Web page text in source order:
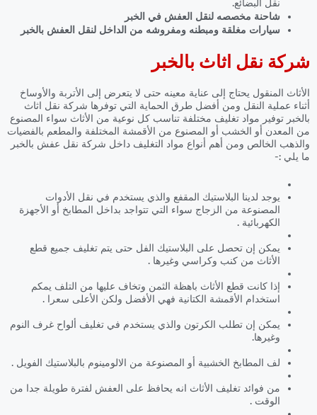
نقل البضائع.
شاحنة مخصصه لنقل العفش في الخبر
سيارات مغلقة ومبطنه ومفروشه من الداخل لنقل العفش بالخبر
شركة نقل اثاث بالخبر
الأثاث المنقول يحتاج إلى عناية معينه حتى لا يتعرض إلى الأتربة والأوساخ
أثناء عملية النقل ومن أفضل طرق الحماية التي توفرها شركة نقل اثاث
بالخبر توفير مواد تغليف مختلفة تناسب كل نوعية من الأثاث سواء المصنوع
من المعدن أو الخشب أو المصنوع من الأقمشة المختلفة والمطعم بالفضيات
والذهب الخالص ومن أهم أنواع مواد التغليف داخل شركة نقل عفش بالخبر
ما يلي :-
يوجد لدينا البلاستيك المقفع والذي يستخدم في نقل الأدوات
المصنوعة من الزجاج سواء التي تتواجد بداخل المطابخ أو الأجهزة
الكهربائية .
يمكن إن تحصل على البلاستيك الفل حتى يتم تغليف جميع قطع
الأثاث من كنب وكراسي وغيرها .
إذا كانت قطع الأثاث باهظة الثمن وتخاف عليها من التلف يمكم
استخدام الأقمشة الكتانية فهي الأفضل ولكن الأعلى سعرا .
يمكن إن تطلب الكرتون والذي يستخدم في تغليف ألواح غرف النوم
وغيرها.
لف المطابخ الخشبية أو المصنوعة من الالومينوم بالبلاستيك الفويل .
من فوائد تغليف الأثاث انه يحافظ على العفش لفترة طويلة جدا من
الوقت .